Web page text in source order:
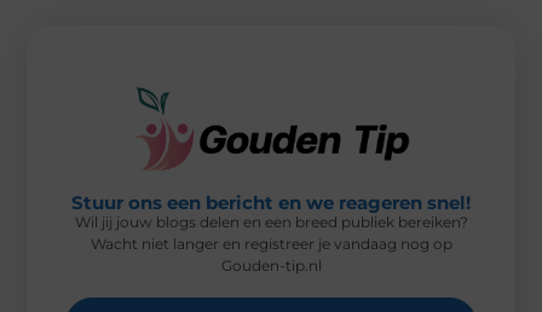
Stuur ons een bericht en we reageren snel!
Wil jij jouw blogs delen en een breed publiek bereiken?
Wacht niet langer en registreer je vandaag nog op
Gouden-tip.nl